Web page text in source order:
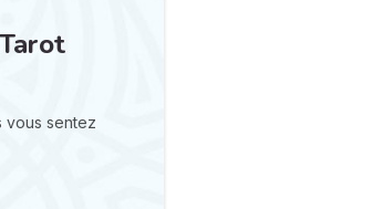
vous sentez